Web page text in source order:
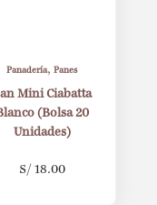
Panadería,Panes
Mini Ciabatta
(Bolsa 20
Unidades)
S/ 18.00